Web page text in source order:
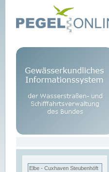
Elbe - Cuxhaven Steubenhöft